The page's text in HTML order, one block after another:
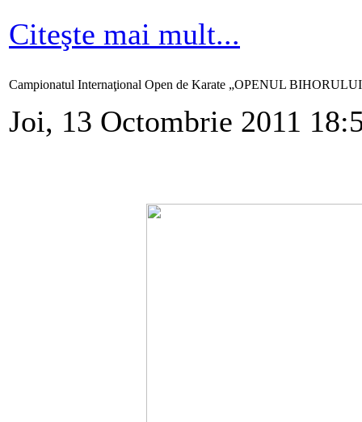
Citeşte mai mult...
Campionatul Internaţional Open de Karate „OPENUL
Joi, 13 Octombrie 2011